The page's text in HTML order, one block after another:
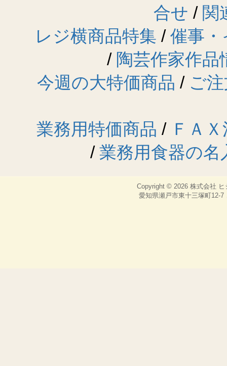
合せ / 関
レジ横商品特集 / 催事
/ 陶芸作家作品
今週の大特価商品 / ご
業務用特価商品 / ＦＡ
/ 業務用食器の名
Copyright © 2026 株式会社 ヒ
愛知県瀬戸市東十三塚町12-7